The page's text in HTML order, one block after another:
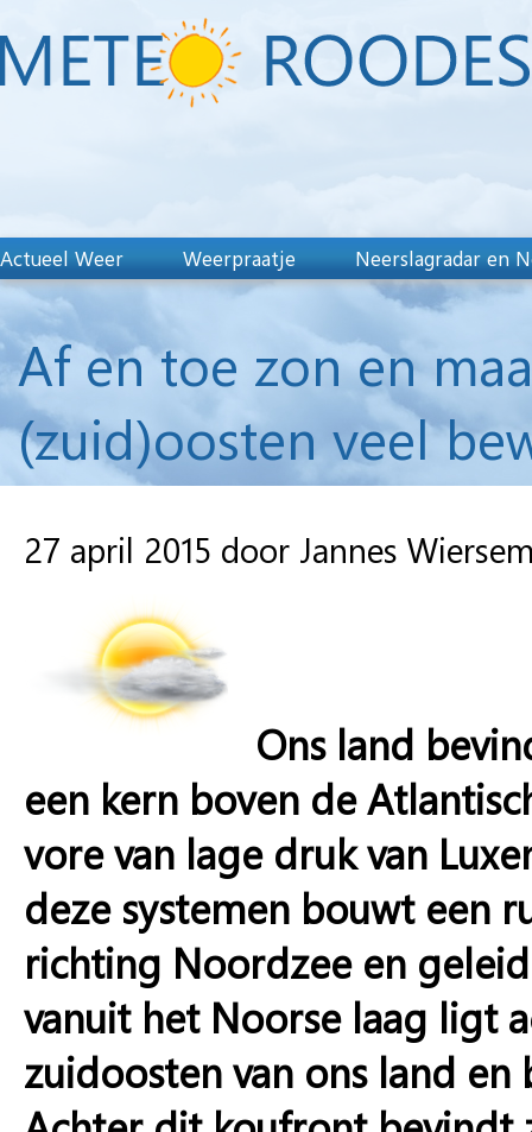
Actueel Weer Weerpraatje Neerslagradar en
Af en toe zon en
(zuid)oosten veel
27 april 2015 door Jannes
Ons land
een kern boven de
vore van lage druk van
deze systemen bouwt een
richting Noordzee en
vanuit het Noorse laag ligt
zuidoosten van ons land